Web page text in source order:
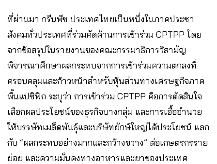
ที่ผ่านมา กรีนพีซ ประเทศไทยเป็นหนึ่งในภาคประชา
สังคมทั่วประเทศที่ร่วมคัดค้านการเข้าร่วม CPTPP โดย
จากข้อสรุปในรายงานของคณะกรรมาธิการวิสามัญ
พิจารณาศึกษาผลกระทบจากการเข้าร่วมความตกลงที่
ครอบคลุมและก้าวหน้าสำหรับหุ้นส่วนทางเศรษฐกิจภาค
พื้นแปซิฟิก ระบุว่า การเข้าร่วม CPTPP คือการตัดสินใจ
เลือกผลประโยชน์ของธุรกิจบางกลุ่ม และการเอื้ออำนวย
ให้บรรษัทเมล็ดพันธุ์และบริษัทยักษ์ใหญ่ได้ประโยชน์ แลก
กับ “ผลกระทบอย่างมากและกว้างขวาง” ต่อเกษตรกรราย
ย่อย และความมั่นคงทางอาหารและยาของประเทศ